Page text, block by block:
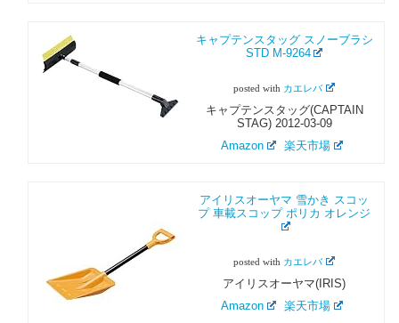
キャプテンスタッグ スノーブラシ
STD M-9264
posted with カエレバ
キャプテンスタッグ(CAPTAIN
STAG) 2012-03-09
Amazon
楽天市場
アイリスオーヤマ 雪かき スコッ
プ 車載スコップ ポリカ オレンジ
posted with カエレバ
アイリスオーヤマ(IRIS)
Amazon
楽天市場